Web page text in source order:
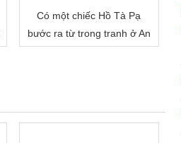
Có một chiếc Hồ Tà Pạ
bước ra từ trong tranh ở An